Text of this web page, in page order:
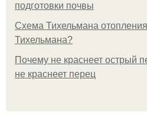
подготовки почвы
Схема Тихельмана
Тихельмана?
Почему не краснеет острый
не краснеет перец